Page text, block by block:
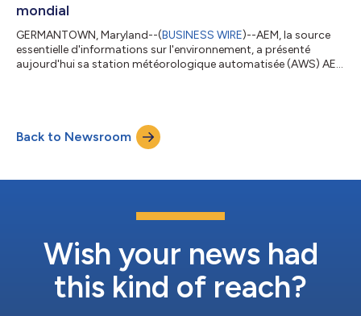
mondial
GERMANTOWN, Maryland--(BUSINESS WIRE)--AEM, la source
essentielle d'informations sur l'environnement, a présenté
aujourd'hui sa station météorologique automatisée (AWS) AEM
l'Organisation météorologique mondiale (OMM). Conçue pour
relever les principaux enjeux en matière de monitoring
météorologique, l'AWS, conforme aux...
Back to Newsroom
Wish your news had
this kind of reach?